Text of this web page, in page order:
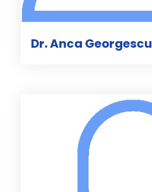
Dr. Anca Georgescu